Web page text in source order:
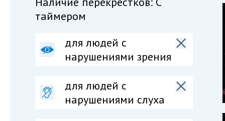
таймером
для людей с
нарушениями зрения
для людей с
нарушениями слуха